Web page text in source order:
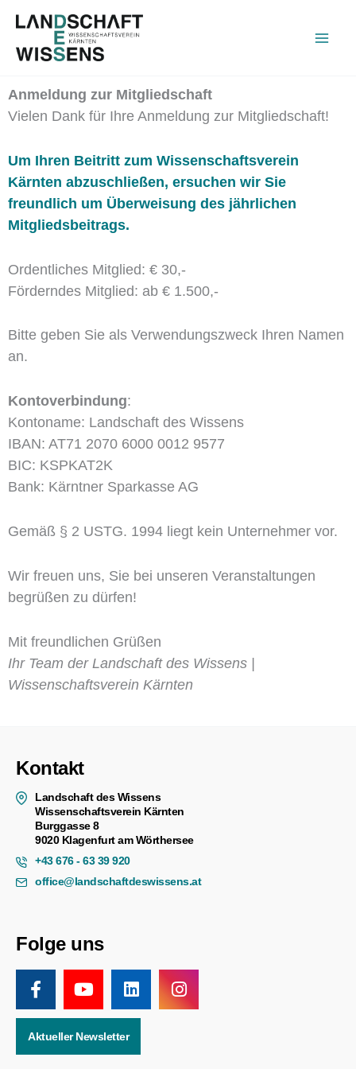
Inhalt
springen
Anmeldung zur Mitgliedschaft
Vielen Dank für Ihre Anmeldung zur Mitgliedschaft!
Um Ihren Beitritt zum Wissenschaftsverein
Kärnten abzuschließen, ersuchen wir Sie
freundlich um Überweisung des jährlichen
Mitgliedsbeitrags.
Ordentliches Mitglied: € 30,-
Förderndes Mitglied: ab € 1.500,-
Bitte geben Sie als Verwendungszweck Ihren Namen
an.
Kontoverbindung:
Kontoname: Landschaft des Wissens
IBAN: AT71 2070 6000 0012 9577
BIC: KSPKAT2K
Bank: Kärntner Sparkasse AG
Gemäß § 2 USTG. 1994 liegt kein Unternehmer vor.
Wir freuen uns, Sie bei unseren Veranstaltungen
begrüßen zu dürfen!
Mit freundlichen Grüßen
Ihr Team der Landschaft des Wissens |
Wissenschaftsverein Kärnten
Kontakt
Landschaft des Wissens
Wissenschaftsverein Kärnten
Burggasse 8
9020 Klagenfurt am Wörthersee
+43 676 - 63 39 920
office@landschaftdeswissens.at
Folge uns
Aktueller Newsletter